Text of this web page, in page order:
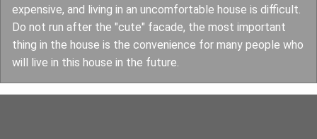
expensive, and living in an uncomfortable house is difficult.
Do not run after the "cute" facade, the most important
thing in the house is the convenience for many people who
will live in this house in the future.